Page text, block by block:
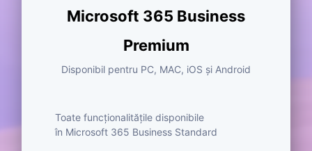
Microsoft 365 Business
Premium
Disponibil pentru PC, MAC, iOS și Android
Toate funcționalitățile disponibile
în Microsoft 365 Business Standard